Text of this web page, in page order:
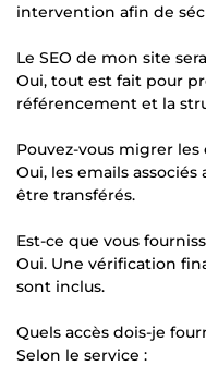
intervention afin de
Le SEO de mon site
Oui, tout est fait pour
référencement et la
Pouvez-vous migrer
Oui, les emails
être transférés.
Est-ce que vous
Oui. Une vérification
sont inclus.
Quels accès dois-je
Selon le service :